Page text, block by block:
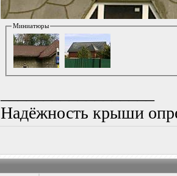
Миниатюры
Надёжность крыши